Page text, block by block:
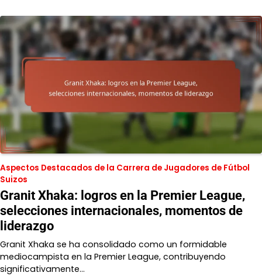
Aspectos Destacados de la Carrera de Jugadores de Fútbol
Suizos
Granit Xhaka: logros en la Premier League,
selecciones internacionales, momentos de
liderazgo
Granit Xhaka se ha consolidado como un formidable
mediocampista en la Premier League, contribuyendo
significativamente…